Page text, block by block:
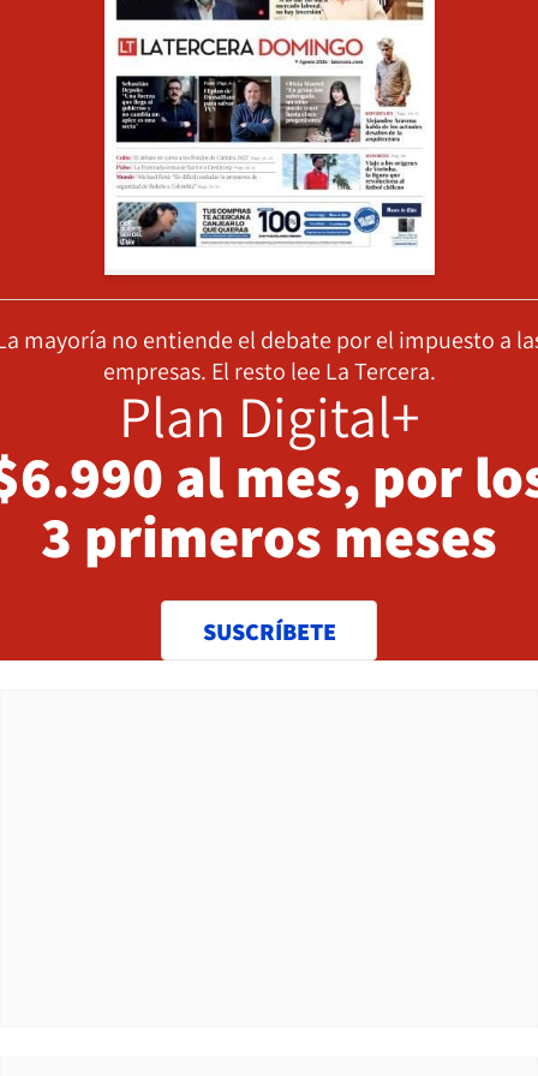
mayoría no entiende el debate por el impuesto a
empresas. El resto lee La Tercera.
Plan Digital+
al mes, por
3 primeros meses
SUSCRÍBETE